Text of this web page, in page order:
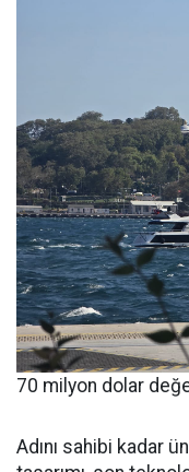
70 milyon dolar
Adını sahibi kadar